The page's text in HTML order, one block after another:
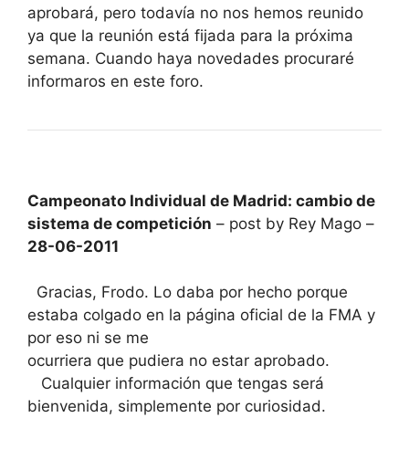
aprobará, pero todavía no nos hemos reunido
ya que la reunión está fijada para la próxima
semana. Cuando haya novedades procuraré
informaros en este foro.
Campeonato Individual de Madrid: cambio de
sistema de competición – post by Rey Mago –
28-06-2011
Gracias, Frodo. Lo daba por hecho porque
estaba colgado en la página oficial de la FMA y
por eso ni se me
ocurriera que pudiera no estar aprobado.
Cualquier información que tengas será
bienvenida, simplemente por curiosidad.